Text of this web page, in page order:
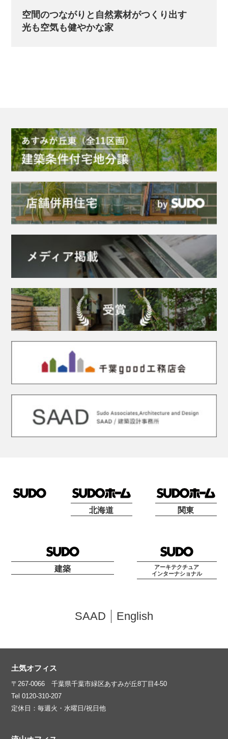
空間のつながりと自然素材がつくり出す
光も空気も健やかな家
北海道 関東
建築
アーキテクチュア
インターナショナル
SAAD English
土気オフィス
〒267-0066 千葉県千葉市緑区あすみが丘8丁目4-50
Tel 0120-310-207
定休日：毎週火・水曜日/祝日他